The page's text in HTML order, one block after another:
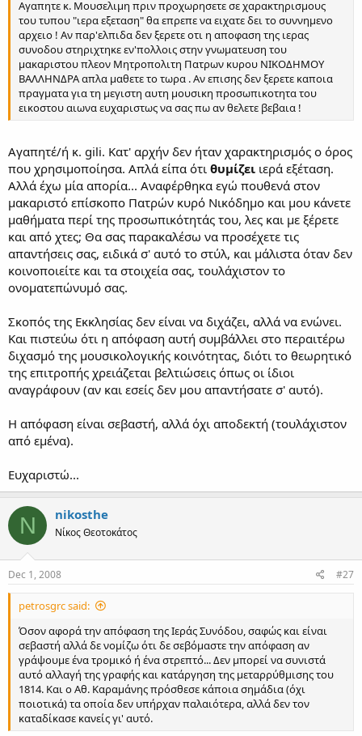
Αγαπητε κ. Μουσελιμη πριν προχωρησετε σε χαρακτηρισμους
του τυπου "ιερα εξεταση" θα επρεπε να ειχατε δει το συννημενο
αρχειο ! Αν παρ'ελπιδα δεν ξερετε οτι η αποφαση της ιερας
συνοδου στηριχτηκε εν'πολλοις στην γνωματευση του
μακαριστου πλεον Μητροπολιτη Πατρων κυρου ΝΙΚΟΔΗΜΟΥ
ΒΑΛΛΗΝΔΡΑ απλα μαθετε το τωρα . Αν επισης δεν ξερετε καποια
πραγματα για τη μεγιστη αυτη μουσικη προσωπικοτητα του
εικοστου αιωνα ευχαριστως να σας πω αν θελετε βεβαια !
Αγαπητέ/ή κ. gili. Κατ' αρχήν δεν ήταν χαρακτηρισμός ο όρος
που χρησιμοποίησα. Απλά είπα ότι θυμίζει ιερά εξέταση.
Αλλά έχω μία απορία... Αναφέρθηκα εγώ πουθενά στον
μακαριστό επίσκοπο Πατρών κυρό Νικόδημο και μου κάνετε
μαθήματα περί της προσωπικότητάς του, λες και με ξέρετε
και από χτες; Θα σας παρακαλέσω να προσέχετε τις
απαντήσεις σας, ειδικά σ' αυτό το στύλ, και μάλιστα όταν δεν
κοινοποιείτε και τα στοιχεία σας, τουλάχιστον το
ονοματεπώνυμό σας.
Σκοπός της Εκκλησίας δεν είναι να διχάζει, αλλά να ενώνει.
Και πιστεύω ότι η απόφαση αυτή συμβάλλει στο περαιτέρω
διχασμό της μουσικολογικής κοινότητας, διότι το θεωρητικό
της επιτροπής χρειάζεται βελτιώσεις όπως οι ίδιοι
αναγράφουν (αν και εσείς δεν μου απαντήσατε σ' αυτό).
Η απόφαση είναι σεβαστή, αλλά όχι αποδεκτή (τουλάχιστον
από εμένα).
Ευχαριστώ...
N nikosthe
Νίκος Θεοτοκάτος
Dec 1, 2008 #27
petrosgrc said:
Όσον αφορά την απόφαση της Ιεράς Συνόδου, σαφώς και είναι
σεβαστή αλλά δε νομίζω ότι δε σεβόμαστε την απόφαση αν
γράψουμε ένα τρομικό ή ένα στρεπτό... Δεν μπορεί να συνιστά
αυτό αλλαγή της γραφής και κατάργηση της μεταρρύθμισης του
1814. Και ο Αθ. Καραμάνης πρόσθεσε κάποια σημάδια (όχι
ποιοτικά) τα οποία δεν υπήρχαν παλαιότερα, αλλά δεν τον
καταδίκασε κανείς γι' αυτό.